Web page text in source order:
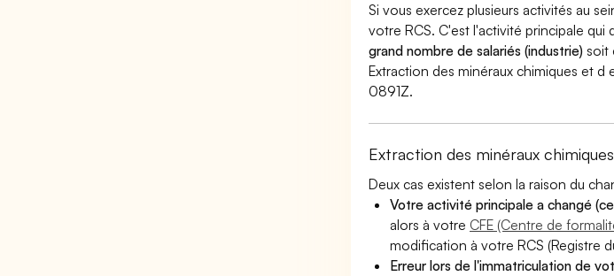
Si vous exercez plusieurs activités au
votre RCS. C'est l'activité principale
grand nombre de salariés (industrie) soit
Extraction des minéraux chimiques et d
0891Z.
Extraction des minéraux
Deux cas existent selon la raison du
Votre activité principale a changé
alors à votre CFE (Centre de
modification à votre RCS (Registre
Erreur lors de l'immatriculation de